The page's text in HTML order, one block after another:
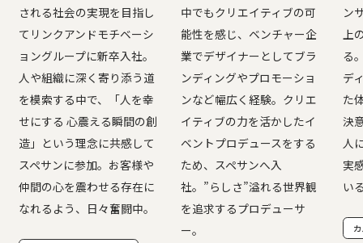
される社会の実現を目指し
てリンクアンドモチベーシ
ョングループに新卒入社。
人や組織に深く寄り添う道
を模索する中で、「人を幸
せにする 心震える瞬間の創
造」という理念に共感して
スペサンに参加。お客様や
仲間の心を震わせる存在に
なれるよう、日々奮闘中。
中でもクリエイティブの可
能性を感じ、ベンチャー企
業でデザイナーとしてブラ
ンディングやプロモーショ
ンなど幅広く経験。クリエ
イティブの力を活かしたイ
ベントプロデュースをする
ため、スペサンへ入
社。”らしさ”溢れる世界観
を追求するプロデューサ
ー。
ン
上
る
デ
た
決
人
実
い